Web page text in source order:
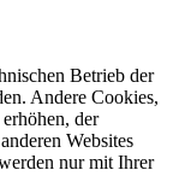
Betrieb der
Andere Cookies,
der
Websites
nur mit Ihrer